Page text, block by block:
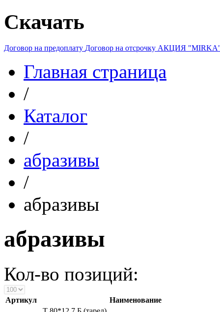
Скачать
Договор на предоплату Договор на отсрочку АКЦИЯ
Главная страница
/
Каталог
/
абразивы
/
абразивы
абразивы
Кол-во позиций:
Артикул
Наименование